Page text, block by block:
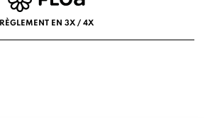
RÈGLEMENT EN 3X / 4X